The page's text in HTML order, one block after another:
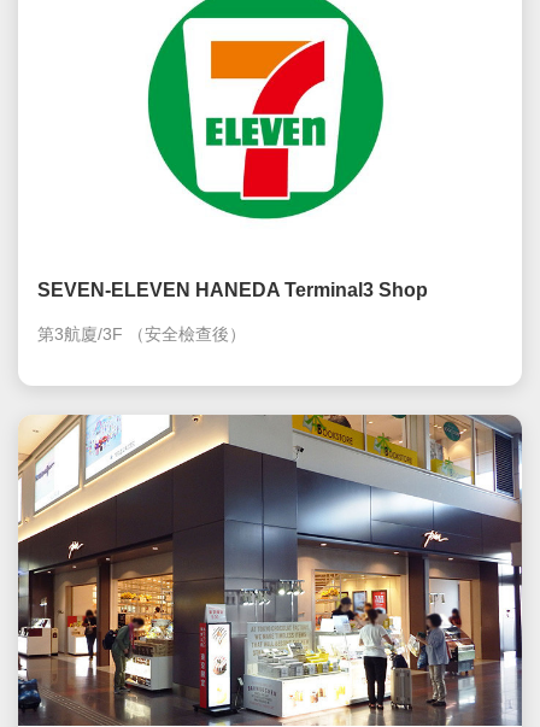
SEVEN-ELEVEN HANEDA Terminal3 Shop
第3航廈/3F （安全檢查後）